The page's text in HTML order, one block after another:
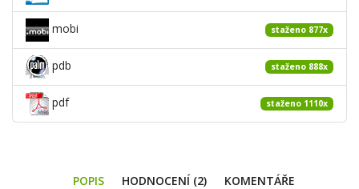
mobi staženo 877x
pdb staženo 888x
pdf staženo 1110x
POPIS HODNOCENÍ (2) KOMENTÁŘE